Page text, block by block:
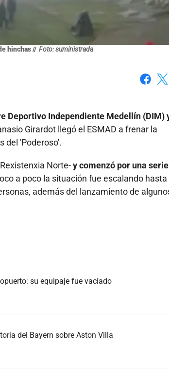
hinchas // Foto: suministrada
Deportivo Independiente Medellín (DIM)
Girardot llegó el ESMAD a frenar la
del 'Poderoso'.
Norte-y comenzó por una
a poco la situación fue escalando hasta
además del lanzamiento de
su equipaje fue vaciado
del Bayern sobre Aston Villa